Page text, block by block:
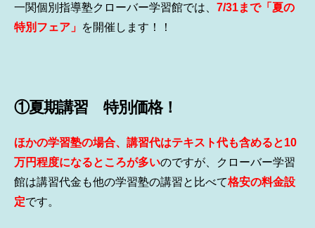
一関個別指導塾クローバー学習館では、 7/31まで「夏の
特別フェア」 を開催します！！
①夏期講習 特別価格！
ほかの学習塾の場合、講習代はテキスト代も含めると10
万円程度になるところが多いのですが、クローバー学習
館は講習代金も他の学習塾の講習と比べて格安の料金設
定です。